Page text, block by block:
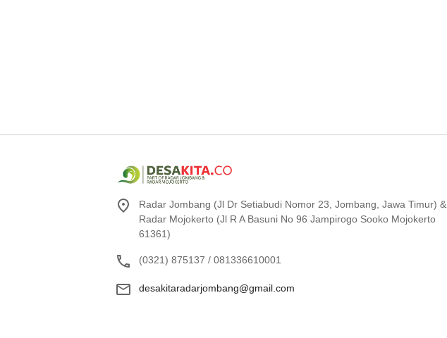
Radar Jombang (Jl Dr Setiabudi Nomor 23, Jombang, Jawa Timur) &
Radar Mojokerto (Jl R A Basuni No 96 Jampirogo Sooko Mojokerto
61361)
(0321) 875137 / 081336610001
desakitaradarjombang@gmail.com